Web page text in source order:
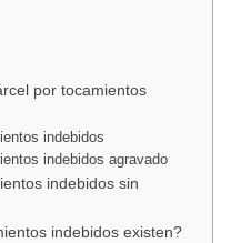
por tocamientos
indebidos
indebidos agravado
indebidos sin
indebidos existen?